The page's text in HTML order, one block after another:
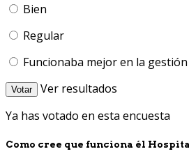
Bien
Regular
Funcionaba mejor en la
Votar
Ver resultados
Ya has votado en esta encuesta
Como cree que funciona él